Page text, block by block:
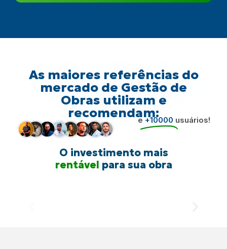
As maiores referências do
mercado de Gestão de
Obras utilizam e
recomendam:
e+10000 usuários!
O investimento mais
rentável para sua obra